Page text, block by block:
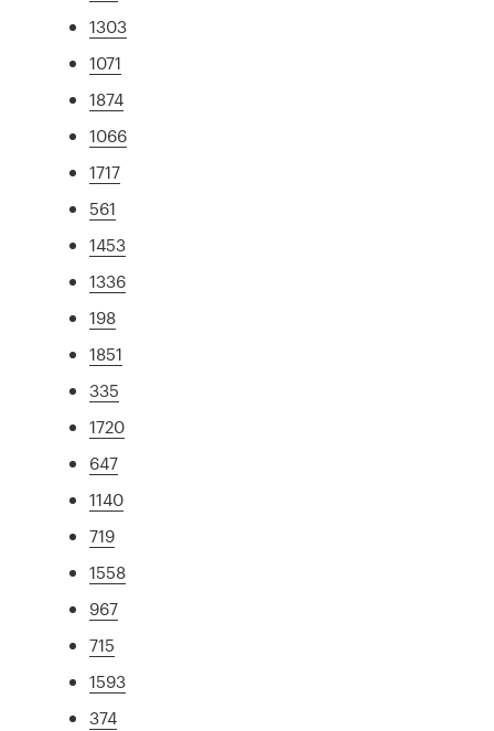
1303
1071
1874
1066
1717
561
1453
1336
198
1851
335
1720
647
1140
719
1558
967
715
1593
374